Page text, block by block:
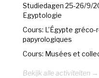
Studiedagen 25-26/9/
Egyptologie
Cours: L’Égypte
papyrologiques
Cours: Musées et
Bekijk alle activiteiten →